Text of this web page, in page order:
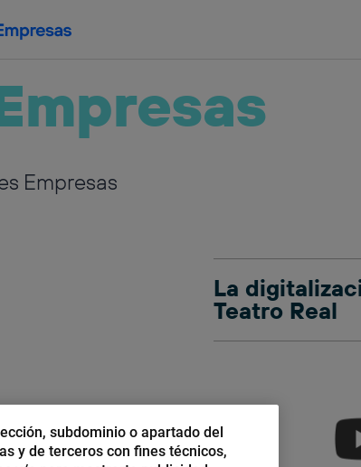
Empresas
La
Teatro Real
subdominio o apartado del
y de terceros con fines técnicos,